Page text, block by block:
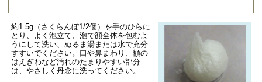
約1.5g（さくらんぼ1/2個）を手のひらに
とり、よく泡立て、泡で顔全体を包むよ
うにして洗い、ぬるま湯または水で充分
すすいでください。口や鼻まわり、額の
はえぎわなど汚れのたまりやすい部分
は、やさしく丹念に洗ってください。